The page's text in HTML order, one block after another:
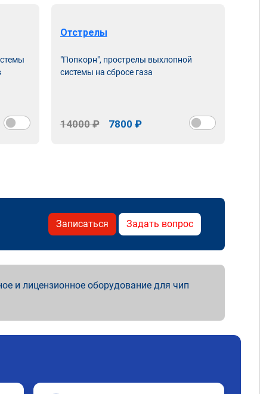
Отстрелы
"Попкорн", прострелы выхлопной
системы на сбросе газа
14000 ₽ 7800 ₽
Записаться Задать вопрос
и лицензионное оборудование для чип